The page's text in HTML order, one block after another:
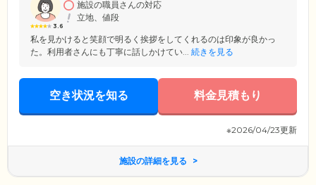
3.6
施設の職員さんの対応
立地、値段
私を見かけると笑顔で明るく挨拶をしてくれるのは印象が良かっ
た。利用者さんにも丁寧に話しかけてい... 続きを見る
空き状況を知る 料金見積もり
※2026/04/23更新
施設の詳細を見る